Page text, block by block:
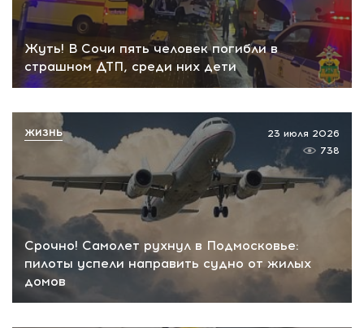
Жуть! В Сочи пять человек погибли в
страшном ДТП, среди них дети
Срочно! Самолет рухнул в Подмосковье:
пилоты успели направить судно от жилых
домов
23 июля 2026
738
ЖИЗНЬ